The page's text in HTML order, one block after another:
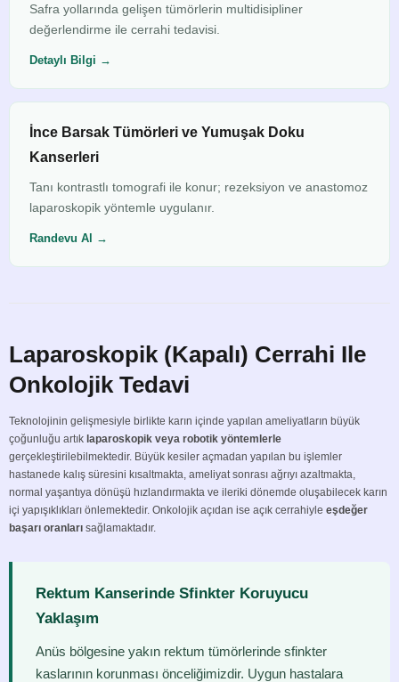
Safra yollarında gelişen tümörlerin multidisipliner
değerlendirme ile cerrahi tedavisi.
Detaylı Bilgi →
İnce Barsak Tümörleri ve Yumuşak Doku
Kanserleri
Tanı kontrastlı tomografi ile konur; rezeksiyon ve anastomoz
laparoskopik yöntemle uygulanır.
Randevu Al →
Laparoskopik (Kapalı) Cerrahi Ile
Onkolojik Tedavi
Teknolojinin gelişmesiyle birlikte karın içinde yapılan ameliyatların büyük
çoğunluğu artık laparoskopik veya robotik yöntemlerle
gerçekleştirilebilmektedir. Büyük kesiler açmadan yapılan bu işlemler
hastanede kalış süresini kısaltmakta, ameliyat sonrası ağrıyı azaltmakta,
normal yaşantıya dönüşü hızlandırmakta ve ileriki dönemde oluşabilecek karın
içi yapışıklıkları önlemektedir. Onkolojik açıdan ise açık cerrahiyle eşdeğer
başarı oranları sağlamaktadır.
Rektum Kanserinde Sfinkter Koruyucu
Yaklaşım
Anüs bölgesine yakın rektum tümörlerinde sfinkter
kaslarının korunması önceliğimizdir. Uygun hastalara